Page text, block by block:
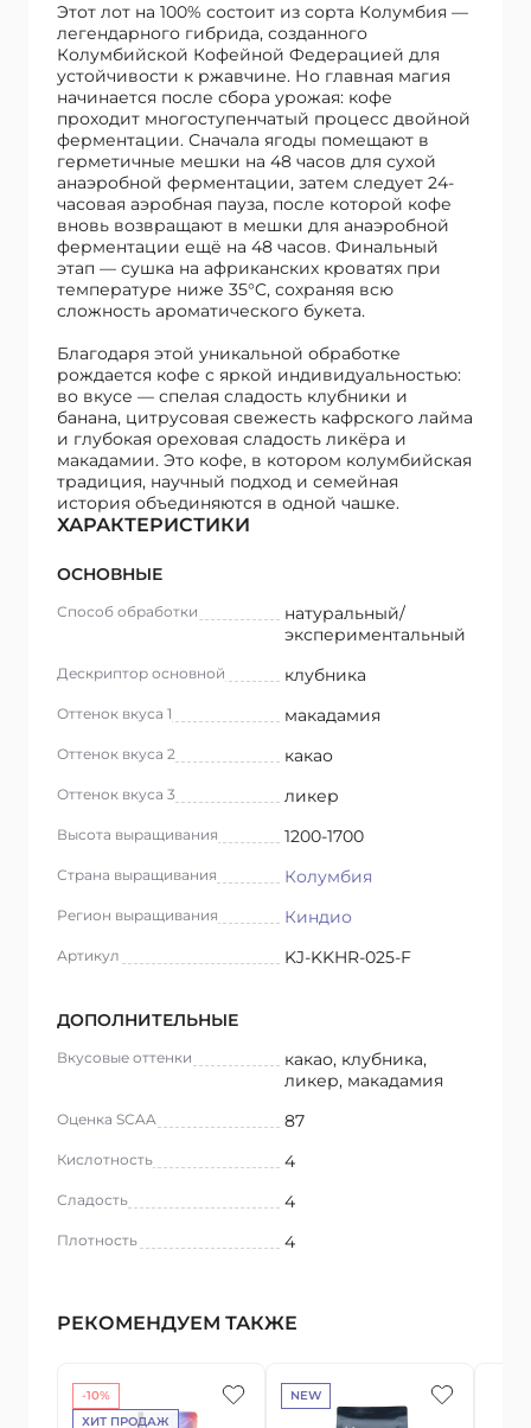
Этот лот на 100% состоит из сорта Колумбия —
легендарного гибрида, созданного
Колумбийской Кофейной Федерацией для
устойчивости к ржавчине. Но главная магия
начинается после сбора урожая: кофе
проходит многоступенчатый процесс двойной
ферментации. Сначала ягоды помещают в
герметичные мешки на 48 часов для сухой
анаэробной ферментации, затем следует 24-
часовая аэробная пауза, после которой кофе
вновь возвращают в мешки для анаэробной
ферментации ещё на 48 часов. Финальный
этап — сушка на африканских кроватях при
температуре ниже 35°C, сохраняя всю
сложность ароматического букета.
Благодаря этой уникальной обработке
рождается кофе с яркой индивидуальностью:
во вкусе — спелая сладость клубники и
банана, цитрусовая свежесть кафрского лайма
и глубокая ореховая сладость ликёра и
макадамии. Это кофе, в котором колумбийская
традиция, научный подход и семейная
история объединяются в одной чашке.
ХАРАКТЕРИСТИКИ
ОСНОВНЫЕ
Способ обработки
натуральный/
экспериментальный
Дескриптор основной клубника
Оттенок вкуса 1 макадамия
Оттенок вкуса 2 какао
Оттенок вкуса 3 ликер
Высота выращивания 1200-1700
Страна выращивания Колумбия
Регион выращивания Киндио
Артикул KJ-KKHR-025-F
ДОПОЛНИТЕЛЬНЫЕ
Вкусовые оттенки
какао, клубника,
ликер, макадамия
Оценка SCAA 87
Кислотность 4
Сладость 4
Плотность 4
РЕКОМЕНДУЕМ ТАКЖЕ
-10%
ХИТ ПРОДАЖ
NEW